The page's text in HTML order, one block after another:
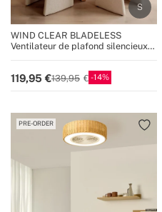
WIND CLEAR BLADELESS
Ventilateur de plafond silencieux
éclairage t
119,95 139,95 14
PRE-ORDER